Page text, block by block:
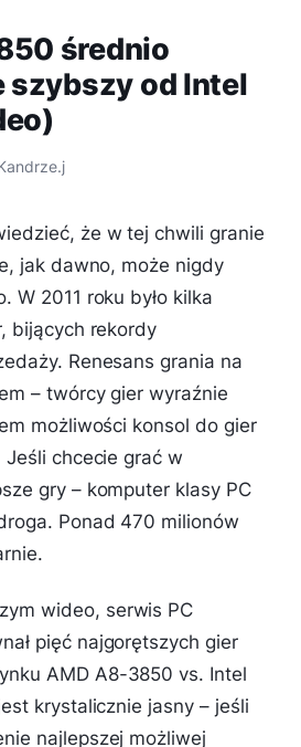
średnio
szybszy od Intel
że w tej chwili granie
jak dawno, może nigdy
W 2011 roku było kilka
bijących rekordy
Renesans grania na
– twórcy gier wyraźnie
możliwości konsol do gier
chcecie grać w
gry – komputer klasy PC
Ponad 470 milionów
wideo, serwis PC
pięć najgorętszych gier
AMD A8-3850 vs. Intel
krystalicznie jasny – jeśli
najlepszej możliwej